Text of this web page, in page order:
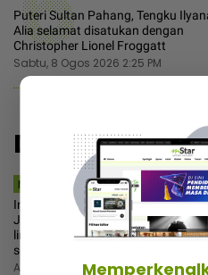
Puteri Sultan Pahang, Tengku
Alia selamat disatukan dengan
Christopher Lionel Froggatt
Sabtu, 8 Ogos 2026 2:25 PM
Disyorkan
MSTAR | AD-DIN
Ingat tutup kepala dah selesai?
Jangan sebab nak bergaya, syariat
lindungi aurat secara sempurna
sengaja diabaikan
Ahad, 9 Ogos 2026 11:30 AM